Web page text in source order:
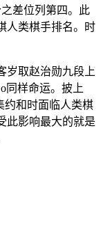
差位列第四。此
人类棋手排名。时
取赵治勋九段上
同样命运。披上
约和时面临人类棋
此影响最大的就是